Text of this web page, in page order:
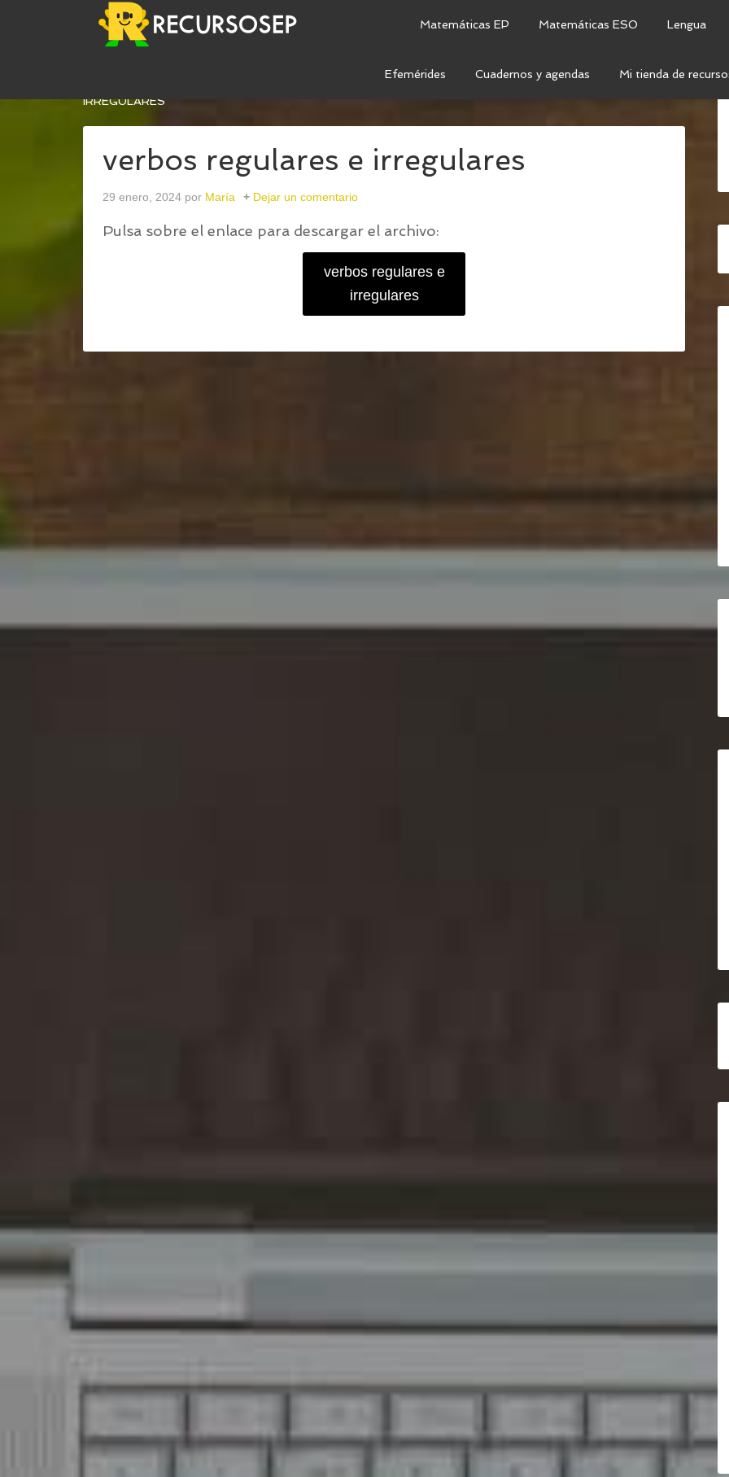
Matemáticas EP Matemáticas ESO Lengua
Efemérides Cuadernos y agendas Mi tienda de
VERBOS REGULARES E
IRREGULARES
verbos regulares e irregulares
29 enero, 2024 por María Dejar un comentario
Pulsa sobre el enlace para descargar el archivo:
verbos regulares e
irregulares